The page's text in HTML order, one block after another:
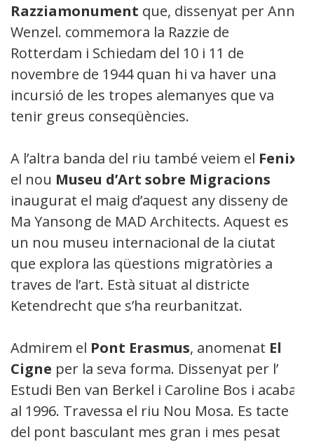
Razziamonument que, dissenyat per Anne
Wenzel. commemora la Razzie de
Rotterdam i Schiedam del 10 i 11 de
novembre de 1944 quan hi va haver una
incursió de les tropes alemanyes que va
tenir greus conseqüències.
A l’altra banda del riu també veiem el Fenix
el nou Museu d’Art sobre Migracions
inaugurat el maig d’aquest any disseny de
Ma Yansong de MAD Architects. Aquest es
un nou museu internacional de la ciutat
que explora las qüestions migratòries a
traves de l’art. Està situat al districte
Ketendrecht que s’ha reurbanitzat.
Admirem el Pont Erasmus, anomenat El
Cigne per la seva forma. Dissenyat per l’
Estudi Ben van Berkel i Caroline Bos i acabat
al 1996. Travessa el riu Nou Mosa. Es tacte
del pont basculant mes gran i mes pesat